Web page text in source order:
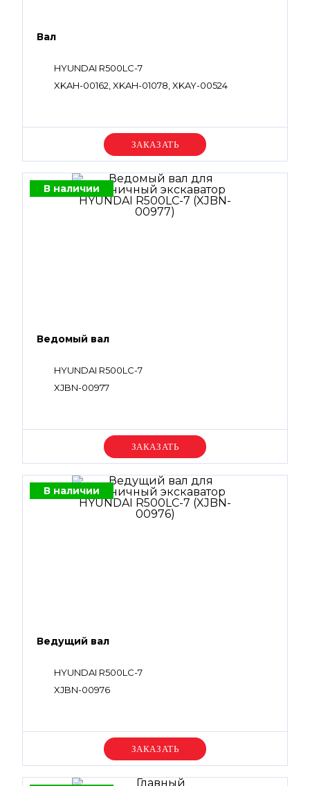
Вал
HYUNDAI R500LC-7
XKAH-00162, XKAH-01078, XKAY-00524
Уточняйте цену
В наличии
Ведомый вал
HYUNDAI R500LC-7
XJBN-00977
Уточняйте цену
В наличии
Ведущий вал
HYUNDAI R500LC-7
XJBN-00976
Уточняйте цену